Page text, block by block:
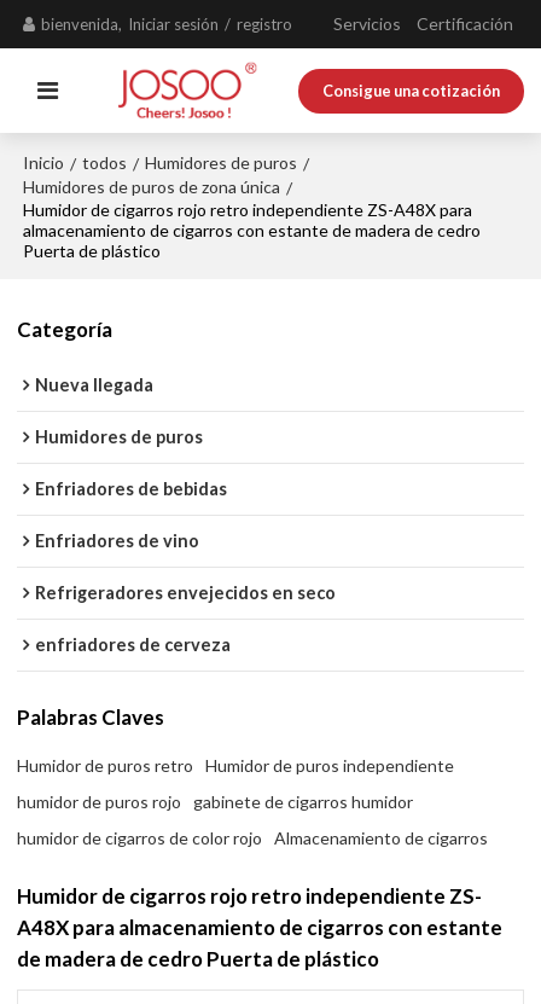
bienvenida, Iniciar sesión / registro Servicios Certificación
Consigue una cotización
Inicio / todos / Humidores de puros /
Humidores de puros de zona única /
Humidor de cigarros rojo retro independiente ZS-A48X para
almacenamiento de cigarros con estante de madera de cedro
Puerta de plástico
Categoría
Nueva llegada
Humidores de puros
Enfriadores de bebidas
Enfriadores de vino
Refrigeradores envejecidos en seco
enfriadores de cerveza
Palabras Claves
Humidor de puros retro
Humidor de puros independiente
humidor de puros rojo
gabinete de cigarros humidor
humidor de cigarros de color rojo
Almacenamiento de cigarros
Humidor de cigarros rojo retro independiente ZS-
A48X para almacenamiento de cigarros con estante
de madera de cedro Puerta de plástico